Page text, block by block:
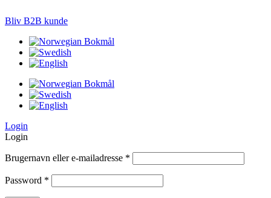
Bliv B2B kunde
Login
Login
Brugernavn eller e-mailadresse *
Password *